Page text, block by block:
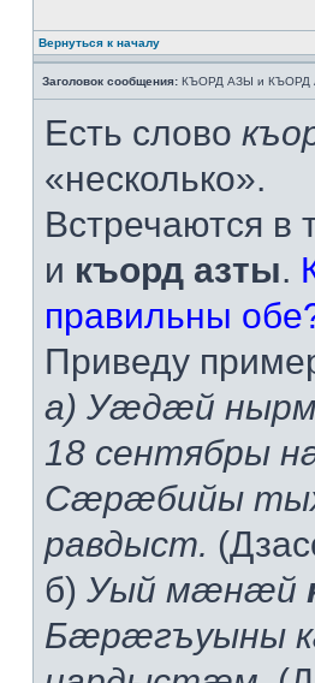
Вернуться к началу
Заголовок сообщения: КЪОРД АЗЫ и КЪОРД
Есть слово
«несколько».
Встречаются в
и къорд азты.
правильны
Приведу
а) Уæдæй
18 сентябры
Сæрæбийы
равдыст.
б) Уый мæнæй
Бæрæгъуыны